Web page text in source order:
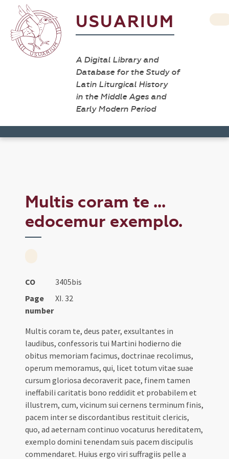
USUARIUM
A Digital Library and
Database for the Study of
Latin Liturgical History
in the Middle Ages and
Early Modern Period
Multis coram te ...
edocemur exemplo.
CO
3405bis
Page
number
XI. 32
Multis coram te, deus pater, exsultantes in
laudibus, confessoris tui Martini hodierno die
obitus memoriam facimus, doctrinae recolimus,
operum memoramus, qui, licet totum vitae suae
cursum gloriosa decoraverit pace, finem tamen
ineffabili caritatis bono reddidit et probabilem et
illustrem, cum, vicinum sui cernens terminum finis,
pacem inter se discordantibus restituit clericis,
quo, ad aeternam continuo vocaturus hereditatem,
exemplo domini tenendam suis pacem discipulis
commendaret. Huius ergo viri suffragiis pelle a